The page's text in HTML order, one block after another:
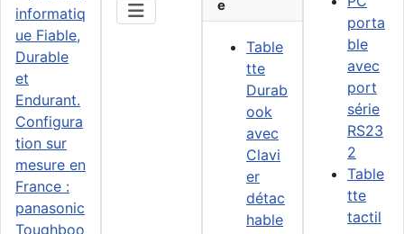
e
Table
tte
Durab
ook
avec
Clavi
er
détac
hable
porta
ble
avec
port
série
RS23
2
Table
tte
tactil